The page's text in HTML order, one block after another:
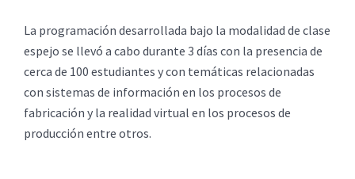
La programación desarrollada bajo la modalidad de clase
espejo se llevó a cabo durante 3 días con la presencia de
cerca de 100 estudiantes y con temáticas relacionadas
con sistemas de información en los procesos de
fabricación y la realidad virtual en los procesos de
producción entre otros.